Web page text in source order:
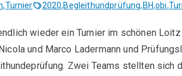
,Turnier 2020,Begleithundprüfung, BH,obi,
wieder ein Turnier im schönen
und Marco Ladermann und
Zwei Teams stellten sich